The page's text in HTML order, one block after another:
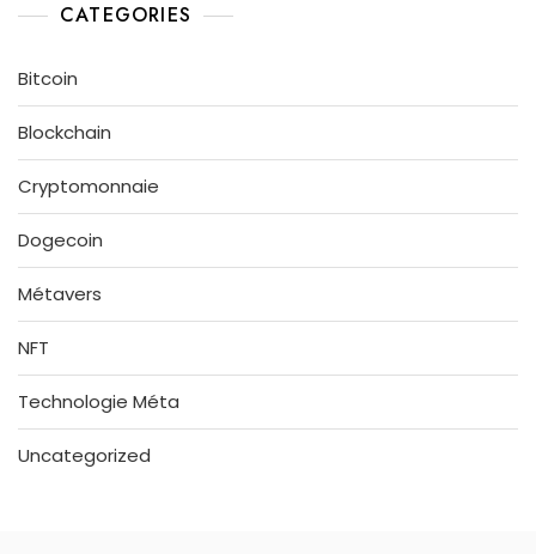
CATEGORIES
Bitcoin
Blockchain
Cryptomonnaie
Dogecoin
Métavers
NFT
Technologie Méta
Uncategorized